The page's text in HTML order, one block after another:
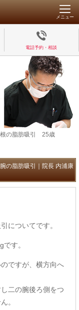
メニュー
電話予約・相談
根の脂肪吸引 25歳
の脂肪吸引｜院長 内浦康
についてです。
す。
ですが、横方向へ
二の腕後ろ側をつ
。